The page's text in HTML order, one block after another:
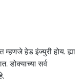
हेड इंज्युरी होय. ह्या
डोक्याच्या सर्व